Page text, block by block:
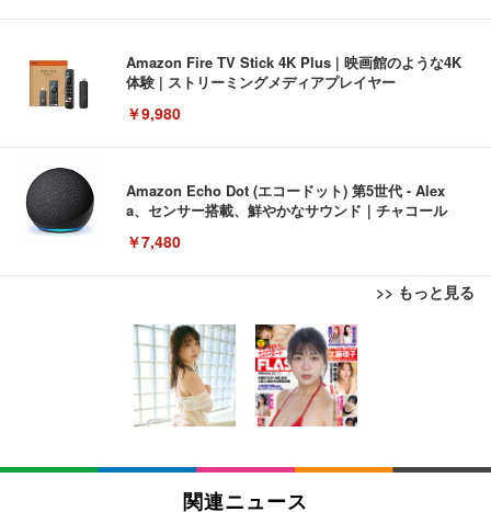
Amazon Fire TV Stick 4K Plus | 映画館のような4K
体験 | ストリーミングメディアプレイヤー
￥9,980
Amazon Echo Dot (エコードット) 第5世代 - Alex
a、センサー搭載、鮮やかなサウンド｜チャコール
￥7,480
>> もっと見る
[EdoErgo] オフィスチェア 椅子 テレワーク 疲れな
い 跳ね上げ式アームレスト コンパクト 約105度ロッ
キング pc 事務椅子 360度回転 座面昇降 強化ナイロ
ン樹脂ベース 通気性メッシュ 在宅ワーク H-WY01
(黒網+黒枠+黒足)
￥5,699
SIHOO B100 オフィスチェア／デスクチェア メッシ
ュチェア 人間工学 疲れない ブラック
EIZO ビジネス向けプレミアムモニター | FlexScan
EV3240X-WT | 31.5型4K UHD・USB Type-C・ホワ
イト
￥105,595
EIZO ビジネス向けプレミアムモニター | FlexScan
Amazonベーシック ペットシーツ 薄型 レギュラー 1
回使い捨て 無香料 ホワイト 300枚
￥3,373
Amazonベーシック ペットシーツ 厚型 ワイド 42枚
x2袋(84枚) ホワイト(吸収面:ライトブルー)
関連ニュース